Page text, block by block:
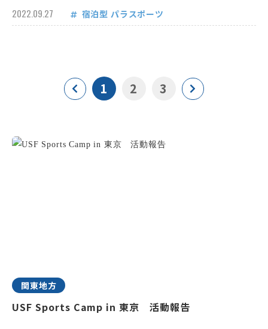
2022.09.27 宿泊型 パラスポーツ
1 2 3
関東地方
USF Sports Camp in 東京 活動報告